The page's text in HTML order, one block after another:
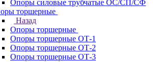
Опоры силовые трубчатые ОС/СП/СФ
торшерные
Назад
Опоры торшерные
Опоры торшерные ОТ-1
Опоры торшерные ОТ-2
Опоры торшерные ОТ-3